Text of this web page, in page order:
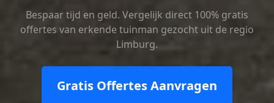
Bespaar tijd en geld. Vergelijk direct 100% gratis
offertes van erkende tuinman gezocht uit de regio
Limburg.
Gratis Offertes Aanvragen